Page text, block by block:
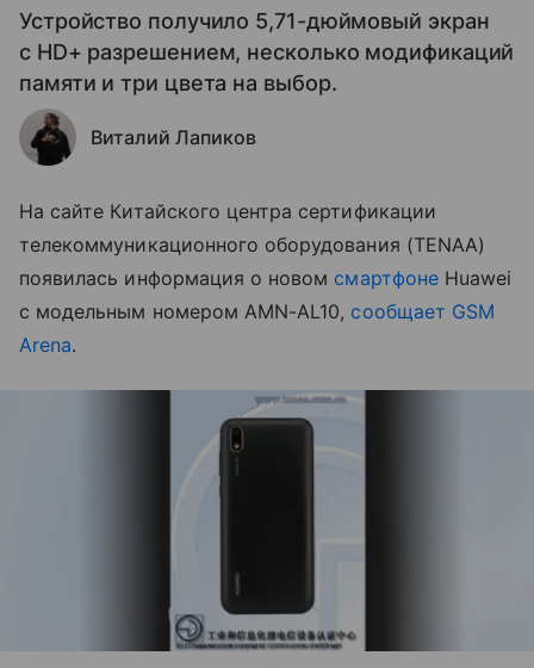
Устройство получило 5,71-дюймовый экран
с HD+ разрешением, несколько модификаций
памяти и три цвета на выбор.
Виталий Лапиков
На сайте Китайского центра сертификации
телекоммуникационного оборудования (TENAA)
появилась информация о новом смартфонеHuawei
с модельным номером AMN-AL10, сообщает GSM
Arena.